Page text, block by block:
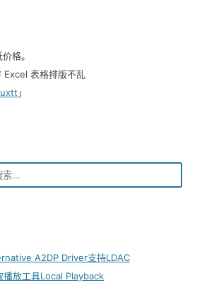
格。️
Excel 表格排版不乱
uxtt 」
A2DP Driver支持LDAC
播放工具Local Playback